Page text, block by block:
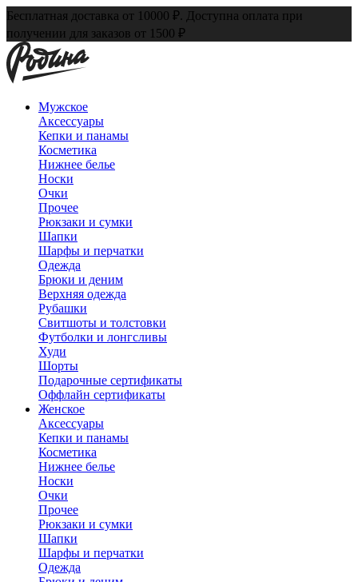
Бесплатная доставка от 10000 ₽. Доступна оплата при
получении для заказов от 1500 ₽
Мужское
Аксессуары
Кепки и панамы
Косметика
Нижнее белье
Носки
Очки
Прочее
Рюкзаки и сумки
Шапки
Шарфы и перчатки
Одежда
Брюки и деним
Верхняя одежда
Рубашки
Свитшоты и толстовки
Футболки и лонгсливы
Худи
Шорты
Подарочные сертификаты
Оффлайн сертификаты
Женское
Аксессуары
Кепки и панамы
Косметика
Нижнее белье
Носки
Очки
Прочее
Рюкзаки и сумки
Шапки
Шарфы и перчатки
Одежда